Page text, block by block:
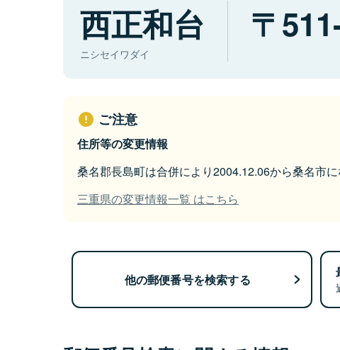
西正和台
ニシセイワダイ
ご注意
住所等の変更情報
桑名郡長島町は合併により2004.12.06から桑名市
三重県の変更情報一覧 はこちら
他の郵便番号を検索する